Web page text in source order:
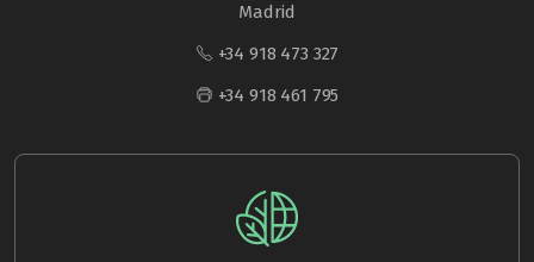
Madrid
+34 918 473 327
+34 918 461 795